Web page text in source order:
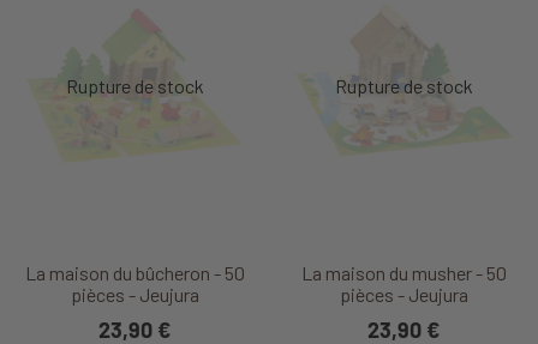
La maison du bûcheron - 50
pièces - Jeujura
23,90 €
La maison du musher - 50
pièces - Jeujura
23,90 €